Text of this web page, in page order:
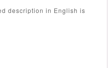
description in English is